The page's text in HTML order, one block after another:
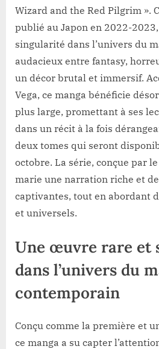
Wizard and the Red Pilgrim ».
publié au Japon en 2022-
singularité dans l’univers du
audacieux entre fantasy,
un décor brutal et immersif.
Vega, ce manga bénéficie
plus large, promettant à ses
dans un récit à la fois
deux tomes qui seront
octobre. La série, conçue par
marie une narration riche et
captivantes, tout en abordant
et universels.
Une œuvre rare et
dans l’univers du
contemporain
Conçu comme la première et
ce manga a su capter